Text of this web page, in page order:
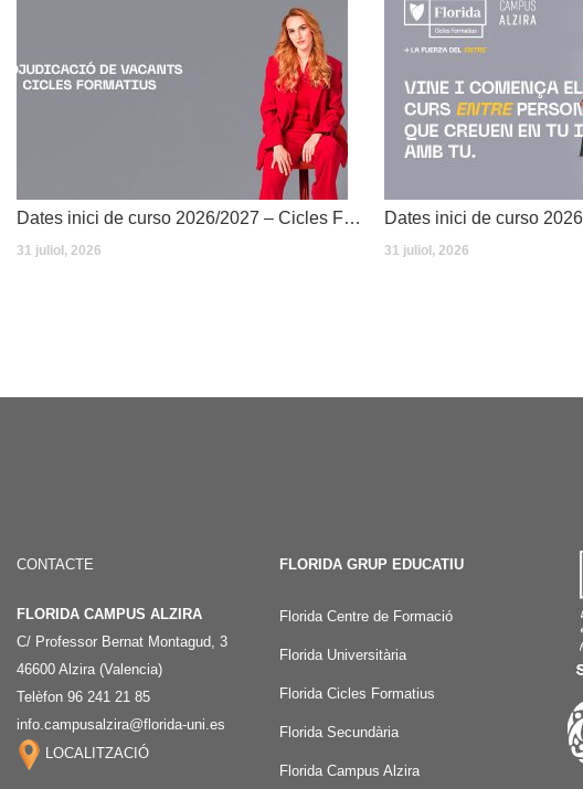
Dates inici de curso 2026/2027 – Cicles Formatius
31 juliol, 2026 31 juliol, 2026
CONTACTE
FLORIDA CAMPUS ALZIRA
C/ Professor Bernat Montagud, 3
46600 Alzira (Valencia)
Telèfon 96 241 21 85
info.campusalzira@florida-uni.es
LOCALITZACIÓ
FLORIDA GRUP EDUCATIU
Florida Centre de Formació
Florida Universitària
Florida Cicles Formatius
Florida Secundària
Florida Campus Alzira